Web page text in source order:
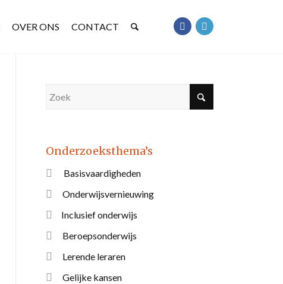
OVER ONS CONTACT
Onderzoeksthema’s
Basisvaardigheden
Onderwijsvernieuwing
Inclusief onderwijs
Beroepsonderwijs
Lerende leraren
Gelijke kansen